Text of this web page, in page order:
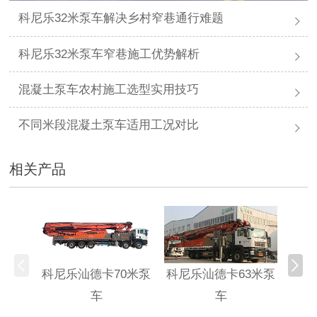
科尼乐32米泵车解决乡村窄巷通行难题
科尼乐32米泵车窄巷施工优势解析
混凝土泵车农村施工选型实用技巧
不同米段混凝土泵车适用工况对比
相关产品
科尼乐汕德卡70米泵
车
科尼乐汕德卡63米泵
车
科